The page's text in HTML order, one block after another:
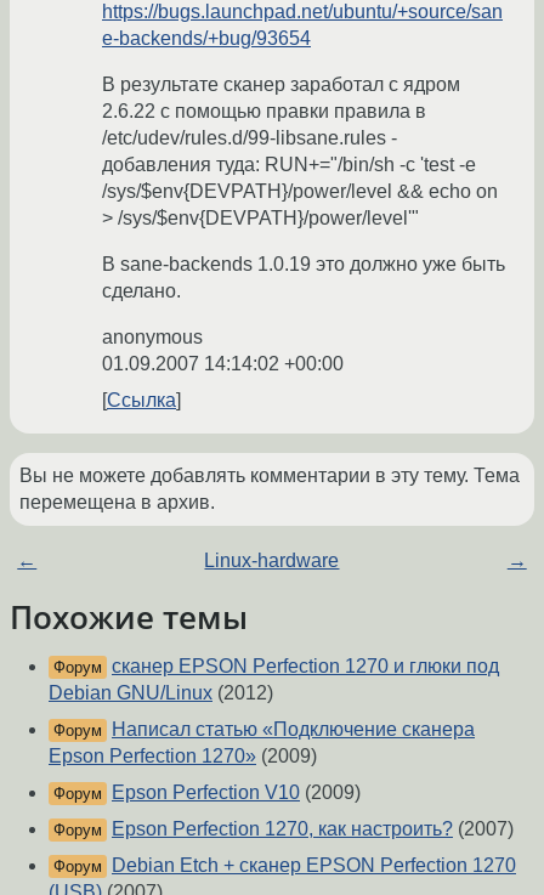
https://bugs.launchpad.net/ubuntu/+source/san
e-backends/+bug/93654
В результате сканер заработал с ядром
2.6.22 с помощью правки правила в
/etc/udev/rules.d/99-libsane.rules -
добавления туда: RUN+="/bin/sh -c 'test -e
/sys/$env{DEVPATH}/power/level && echo on
> /sys/$env{DEVPATH}/power/level'"
В sane-backends 1.0.19 это должно уже быть
сделано.
anonymous
01.09.2007 14:14:02 +00:00
Ссылка
Вы не можете добавлять комментарии в эту тему. Тема
перемещена в архив.
← Linux-hardware →
Похожие темы
Форум сканер EPSON Perfection 1270 и глюки под
Debian GNU/Linux (2012)
Форум
Написал статью «Подключение сканера
Epson Perfection 1270» (2009)
Форум Epson Perfection V10 (2009)
Форум Epson Perfection 1270, как настроить? (2007)
Форум
Debian Etch + сканер EPSON Perfection 1270